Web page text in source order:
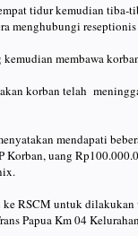
tidur kemudian tiba-
menghubungi
membawa
korban telah
mendapati
Korban, uang
RSCM untuk dilakukan
Papua Km 04